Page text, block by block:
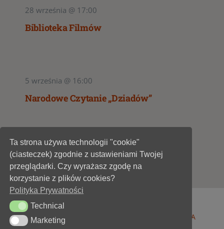
28 września @ 17:00
Biblioteka Filmów
5 września @ 16:00
Narodowe Czytanie „Dziadów”
1
© 1947 - 2026 •
Miejska Biblioteka Publiczna im. A
Ta strona używa technologii "cookie"
(ciasteczek) zgodnie z ustawieniami Twojej
przeglądarki. Czy wyrażasz zgodę na
korzystanie z plików cookies?
Polityka Prywatności
TechnicalTechnical
MarketingMarketing